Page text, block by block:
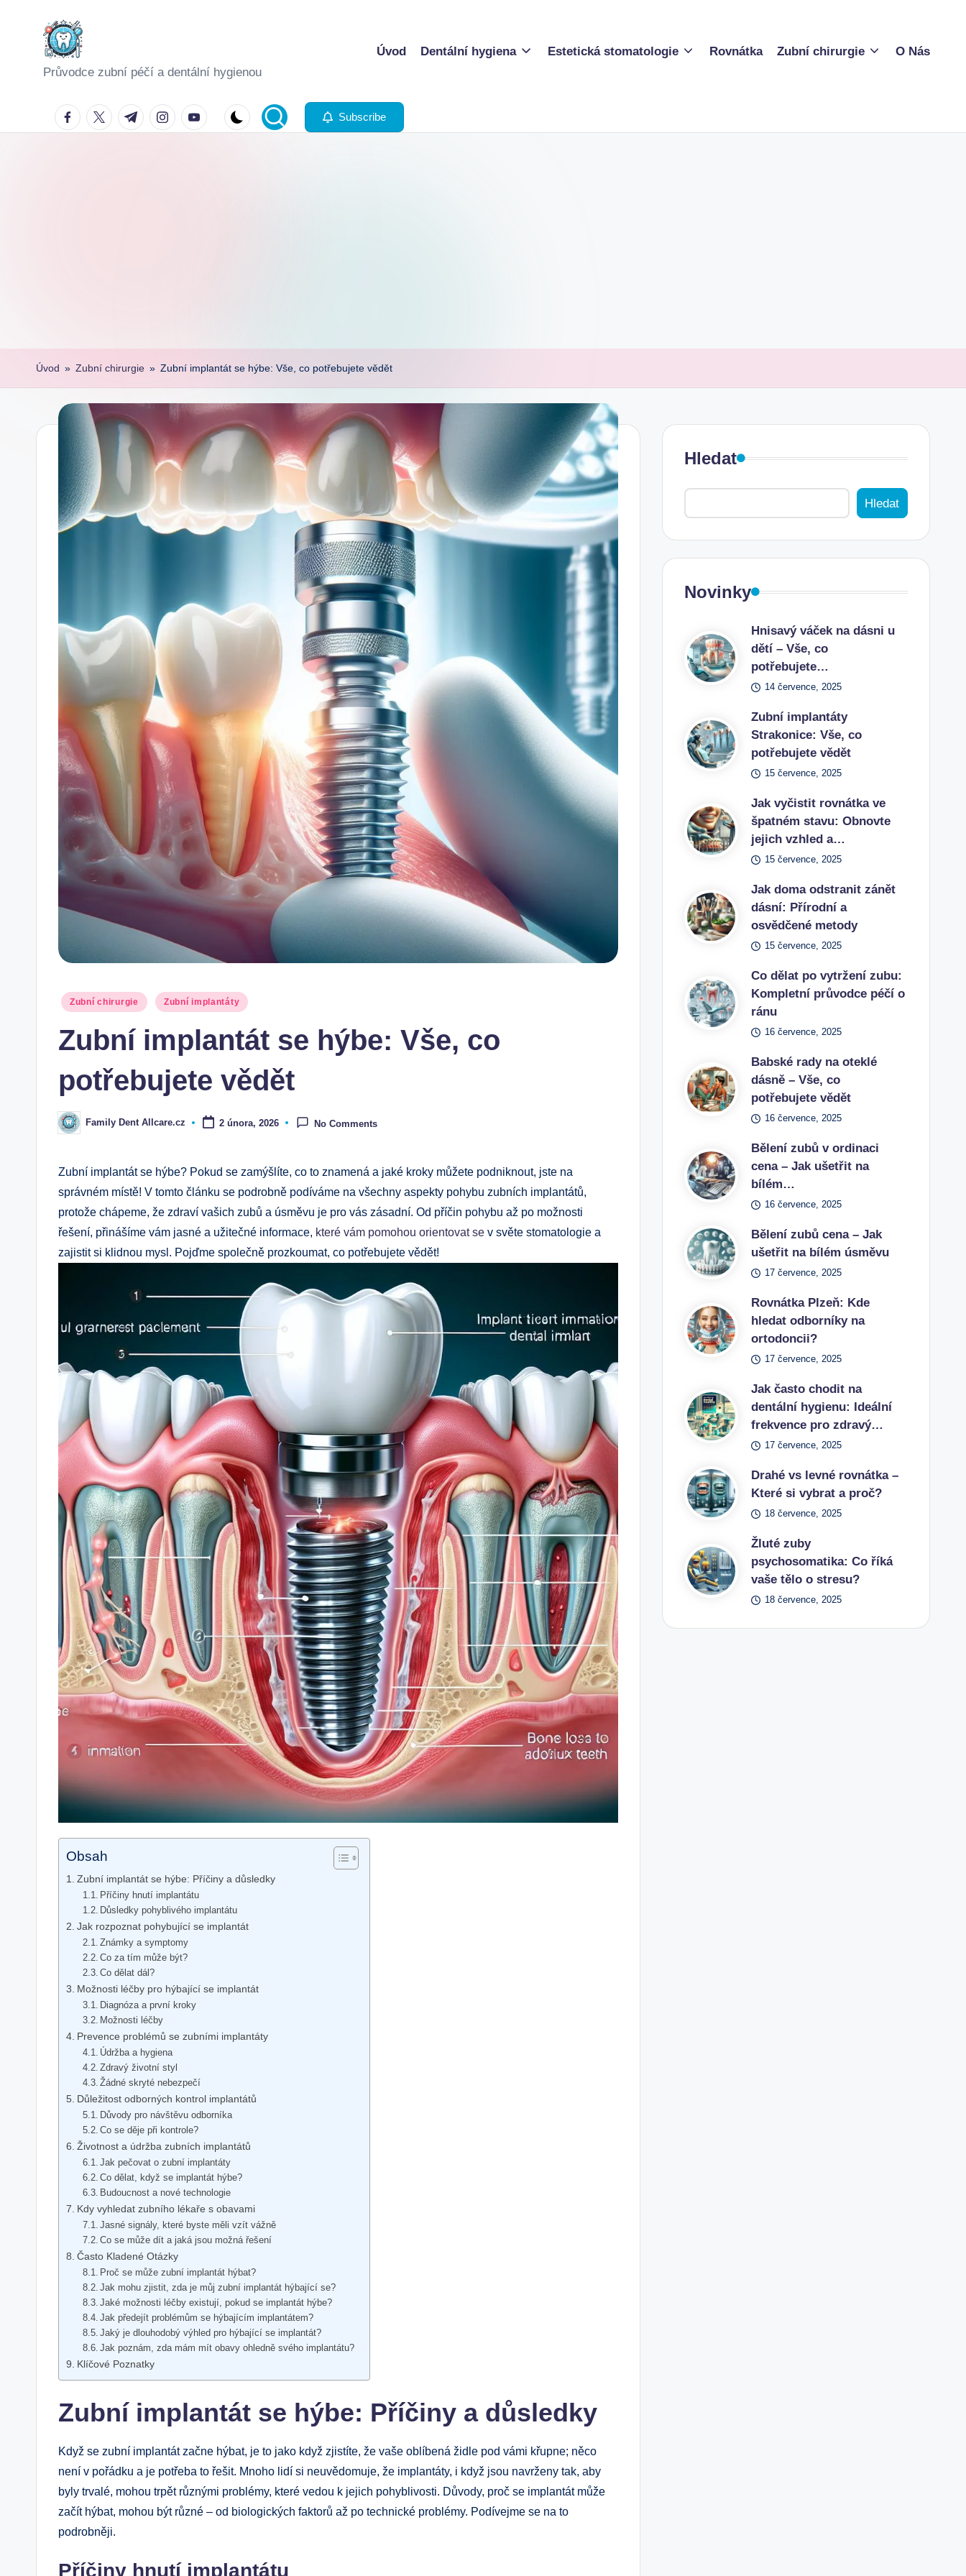
Průvodce zubní péčí a dentální hygienou
Úvod Dentální hygiena Estetická stomatologie Rovnátka Zubní chirurgie O Nás
facebook.com
twitter.com
t.me instagram.com
youtube.com Subscribe
Úvod » Zubní chirurgie » Zubní implantát se hýbe: Vše, co potřebujete vědět
Posted
Zubní chirurgie Zubní implantáty
Zubní implantát se hýbe: Vše, co
potřebujete vědět
Posted
by
Family Dent Allcare.cz 2 února, 2026 No Comments
Zubní implantát se hýbe? Pokud se zamýšlíte, co to znamená a jaké kroky můžete podniknout, jste na
správném místě! V tomto článku se podrobně podíváme na všechny aspekty pohybu zubních implantátů,
protože chápeme, že zdraví vašich zubů a úsměvu je pro vás zásadní. Od příčin pohybu až po možnosti
řešení, přinášíme vám jasné a užitečné informace, které vám pomohou orientovat se v světe stomatologie a
zajistit si klidnou mysl. Pojďme společně prozkoumat, co potřebujete vědět!
Obsah
Zubní implantát se hýbe: Příčiny a důsledky
Příčiny hnutí implantátu
Důsledky pohyblivého implantátu
Jak rozpoznat pohybující se implantát
Známky a symptomy
Co za tím může být?
Co dělat dál?
Možnosti léčby pro hýbající se implantát
Diagnóza a první kroky
Možnosti léčby
Prevence problémů se zubními implantáty
Údržba a hygiena
Zdravý životní styl
Žádné skryté nebezpečí
Důležitost odborných kontrol implantátů
Důvody pro návštěvu odborníka
Co se děje při kontrole?
Životnost a údržba zubních implantátů
Jak pečovat o zubní implantáty
Co dělat, když se implantát hýbe?
Budoucnost a nové technologie
Kdy vyhledat zubního lékaře s obavami
Jasné signály, které byste měli vzít vážně
Co se může dít a jaká jsou možná řešení
Často Kladené Otázky
Proč se může zubní implantát hýbat?
Jak mohu zjistit, zda je můj zubní implantát hýbající se?
Jaké možnosti léčby existují, pokud se implantát hýbe?
Jak předejít problémům se hýbajícím implantátem?
Jaký je dlouhodobý výhled pro hýbající se implantát?
Jak poznám, zda mám mít obavy ohledně svého implantátu?
Klíčové Poznatky
Zubní implantát se hýbe: Příčiny a důsledky
Když se zubní implantát začne hýbat, je to jako když zjistíte, že vaše oblíbená židle pod vámi křupne; něco
není v pořádku a je potřeba to řešit. Mnoho lidí si neuvědomuje, že implantáty, i když jsou navrženy tak, aby
byly trvalé, mohou trpět různými problémy, které vedou k jejich pohyblivosti. Důvody, proč se implantát může
začít hýbat, mohou být různé – od biologických faktorů až po technické problémy. Podívejme se na to
podrobněji.
Příčiny hnutí implantátu
Hledat
Hledat
Novinky
Hnisavý váček na dásni u
dětí – Vše, co
potřebujete…
14 července, 2025
Zubní implantáty
Strakonice: Vše, co
potřebujete vědět
15 července, 2025
Jak vyčistit rovnátka ve
špatném stavu: Obnovte
jejich vzhled a…
15 července, 2025
Jak doma odstranit zánět
dásní: Přírodní a
osvědčené metody
15 července, 2025
Co dělat po vytržení zubu:
Kompletní průvodce péčí o
ránu
16 července, 2025
Babské rady na oteklé
dásně – Vše, co
potřebujete vědět
16 července, 2025
Bělení zubů v ordinaci
cena – Jak ušetřit na
bílém…
16 července, 2025
Bělení zubů cena – Jak
ušetřit na bílém úsměvu
17 července, 2025
Rovnátka Plzeň: Kde
hledat odborníky na
ortodoncii?
17 července, 2025
Jak často chodit na
dentální hygienu: Ideální
frekvence pro zdravý…
17 července, 2025
Drahé vs levné rovnátka –
Které si vybrat a proč?
18 července, 2025
Žluté zuby
psychosomatika: Co říká
vaše tělo o stresu?
18 července, 2025